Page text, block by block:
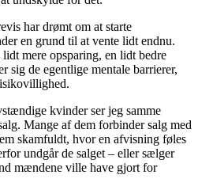
har drømt om at starte
en grund til at vente lidt endnu.
mere opsparing, en lidt bedre
sig de egentlige mentale barrierer,
kvinder ser jeg samme
Mange af dem forbinder salg med
skamfuldt, hvor en afvisning føles
undgår de salget – eller sælger
mændene ville have gjort for